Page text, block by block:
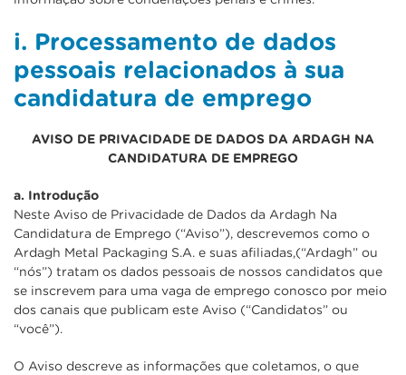
i. Processamento de dados
pessoais relacionados à sua
candidatura de emprego
AVISO DE PRIVACIDADE DE DADOS DA ARDAGH NA
CANDIDATURA DE EMPREGO
a. Introdução
Neste Aviso de Privacidade de Dados da Ardagh Na
Candidatura de Emprego (“Aviso”), descrevemos como o
Ardagh Metal Packaging S.A. e suas afiliadas,(“Ardagh” ou
“nós”) tratam os dados pessoais de nossos candidatos que
se inscrevem para uma vaga de emprego conosco por meio
dos canais que publicam este Aviso (“Candidatos” ou
“você”).
O Aviso descreve as informações que coletamos, o que